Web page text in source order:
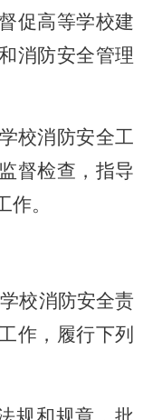
促高等学校建
消防安全管理
校消防安全工
督检查，指导
。
校消防安全责
作，履行下列